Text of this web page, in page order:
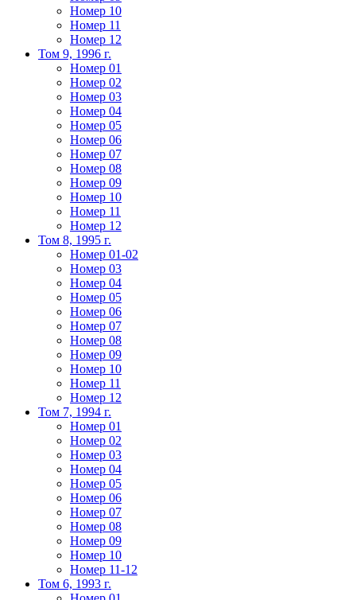
Номер 10
Номер 11
Номер 12
Том 9, 1996 г.
Номер 01
Номер 02
Номер 03
Номер 04
Номер 05
Номер 06
Номер 07
Номер 08
Номер 09
Номер 10
Номер 11
Номер 12
Том 8, 1995 г.
Номер 01-02
Номер 03
Номер 04
Номер 05
Номер 06
Номер 07
Номер 08
Номер 09
Номер 10
Номер 11
Номер 12
Том 7, 1994 г.
Номер 01
Номер 02
Номер 03
Номер 04
Номер 05
Номер 06
Номер 07
Номер 08
Номер 09
Номер 10
Номер 11-12
Том 6, 1993 г.